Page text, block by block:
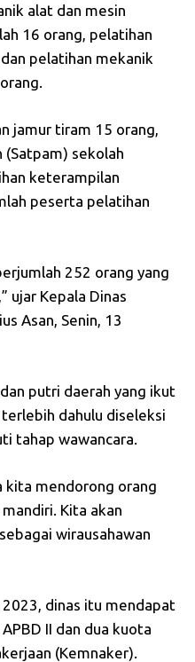
alat dan mesin
16 orang, pelatihan
pelatihan mekanik
jamur tiram 15 orang,
(Satpam) sekolah
keterampilan
peserta pelatihan
252 orang yang
ujar Kepala Dinas
Asan, Senin, 13
putri daerah yang ikut
dahulu diseleksi
tahap wawancara.
kita mendorong orang
Kita akan
wirausahawan
dinas itu mendapat
II dan dua kuota
(Kemnaker).